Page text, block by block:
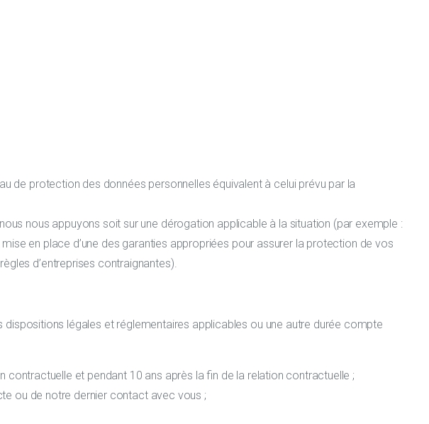
de protection des données personnelles équivalent à celui prévu par la
nous appuyons soit sur une dérogation applicable à la situation (par exemple :
en place d’une des garanties appropriées pour assurer la protection de vos
d’entreprises contraignantes).
légales et réglementaires applicables ou une autre durée compte
et pendant 10 ans après la fin de la relation contractuelle ;
ou de notre dernier contact avec vous ;